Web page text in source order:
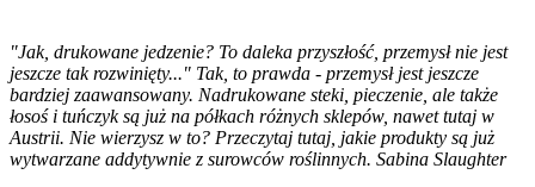
"Jak, drukowane jedzenie? To daleka przyszłość, przemysł nie jest
jeszcze tak rozwinięty..." Tak, to prawda - przemysł jest jeszcze
bardziej zaawansowany. Nadrukowane steki, pieczenie, ale także
łosoś i tuńczyk są już na półkach różnych sklepów, nawet tutaj w
Austrii. Nie wierzysz w to? Przeczytaj tutaj, jakie produkty są już
wytwarzane addytywnie z surowców roślinnych. Sabina Slaughter